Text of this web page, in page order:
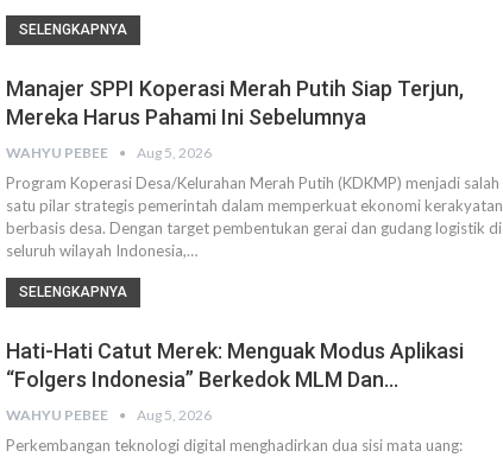
SELENGKAPNYA
Manajer SPPI Koperasi Merah Putih Siap Terjun,
Mereka Harus Pahami Ini Sebelumnya
WAHYU PEBEE Aug 5, 2026
Program Koperasi Desa/Kelurahan Merah Putih (KDKMP) menjadi salah
satu pilar strategis pemerintah dalam memperkuat ekonomi kerakyatan
berbasis desa. Dengan target pembentukan gerai dan gudang logistik di
seluruh wilayah Indonesia,…
SELENGKAPNYA
Hati-Hati Catut Merek: Menguak Modus Aplikasi
“Folgers Indonesia” Berkedok MLM Dan…
WAHYU PEBEE Aug 5, 2026
Perkembangan teknologi digital menghadirkan dua sisi mata uang: